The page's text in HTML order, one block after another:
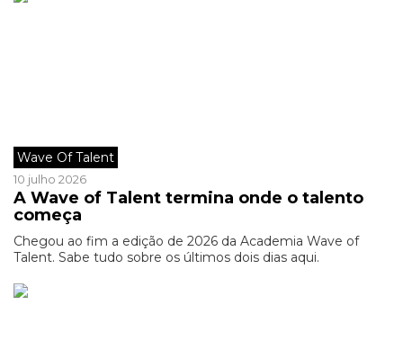
Wave Of Talent
10 julho 2026
A Wave of Talent termina onde o talento
começa
Chegou ao fim a edição de 2026 da Academia Wave of
Talent. Sabe tudo sobre os últimos dois dias aqui.